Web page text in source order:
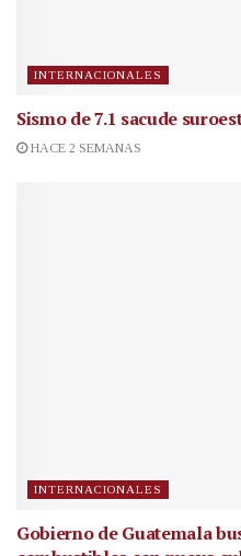
INTERNACIONALES
Sismo de 7.1 sacude
HACE 2 SEMANAS
INTERNACIONALES
Gobierno de Guatemala